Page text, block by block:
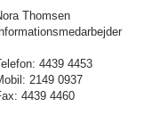
Thomsen
4439 4453
2149 0937
4439 4460